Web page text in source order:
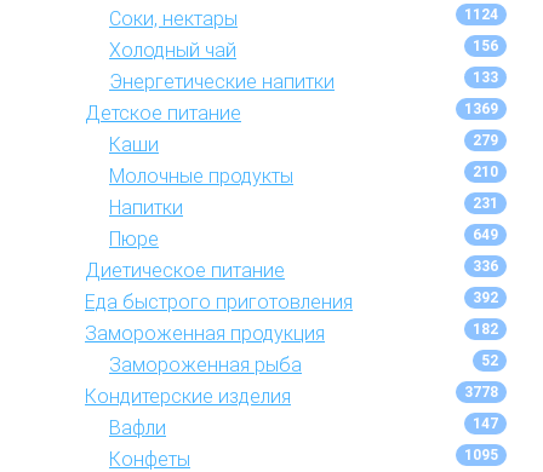
Соки, нектары 1124
Холодный чай 156
Энергетические напитки 133
Детское питание 1369
Каши 279
Молочные продукты 210
Напитки 231
Пюре 649
Диетическое питание 336
Еда быстрого приготовления 392
Замороженная продукция 182
Замороженная рыба 52
Кондитерские изделия 3778
Вафли 147
Конфеты 1095